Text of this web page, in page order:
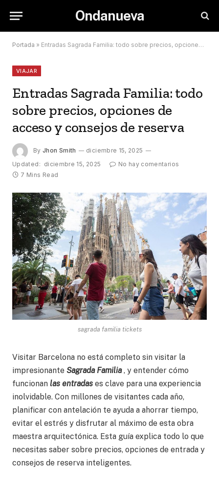
Ondanueva
Portada » Entradas Sagrada Familia: todo sobre precios, opciones de acceso y consejos de reserva
VIAJAR
Entradas Sagrada Familia: todo
sobre precios, opciones de
acceso y consejos de reserva
By Jhon Smith
diciembre 15, 2025
Updated: diciembre 15, 2025
No hay comentarios
7 Mins Read
sagrada familia tickets
Visitar Barcelona no está completo sin visitar la
impresionante Sagrada Familia, y entender cómo
funcionan las entradas es clave para una experiencia
inolvidable. Con millones de visitantes cada año,
planificar con antelación te ayuda a ahorrar tiempo,
evitar el estrés y disfrutar al máximo de esta obra
maestra arquitectónica. Esta guía explica todo lo que
necesitas saber sobre precios, opciones de entrada y
consejos de reserva inteligentes.